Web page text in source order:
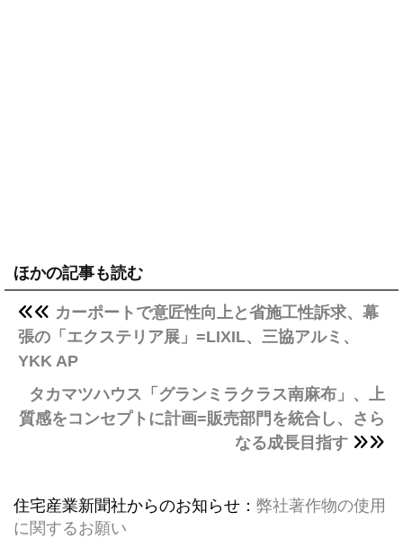
ほかの記事も読む
カーポートで意匠性向上と省施工性訴求、幕
張の「エクステリア展」=LIXIL、三協アルミ、
YKK AP
タカマツハウス「グランミラクラス南麻布」、上
質感をコンセプトに計画=販売部門を統合し、さら
なる成長目指す
住宅産業新聞社からのお知らせ： 弊社著作物の使用
に関するお願い